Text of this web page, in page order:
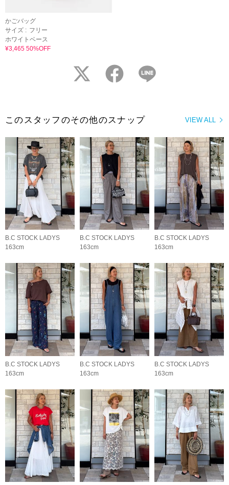
かごバッグ
サイズ : フリー
ホワイトベース
¥3,465 50%OFF
twitter facebook
VIEW ALL
このスタッフのその他のスナップ
B.C STOCK LADYS
163cm
B.C STOCK LADYS
163cm
B.C STOCK LADYS
163cm
B.C STOCK LADYS
163cm
B.C STOCK LADYS
163cm
B.C STOCK LADYS
163cm